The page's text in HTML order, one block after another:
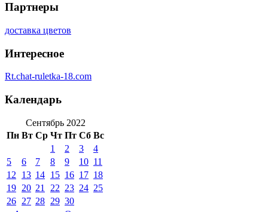
Партнеры
доставка цветов
Интересное
Rt.chat-ruletka-18.com
Календарь
Сентябрь 2022
Пн Вт Ср Чт Пт Сб Вс
1 2 3
4
5
6 7 8 9 10 11
12
13 14 15 16 17 18
19 20 21 22 23 24 25
26 27 28 29 30